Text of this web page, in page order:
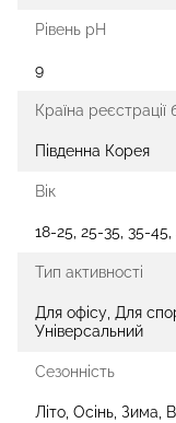
Рівень рН
9
Країна реєстрації
Південна Корея
Вік
18-25, 25-35, 35-45,
Тип активності
Для офісу, Для
Універсальний
Сезонність
Літо, Осінь, Зима,